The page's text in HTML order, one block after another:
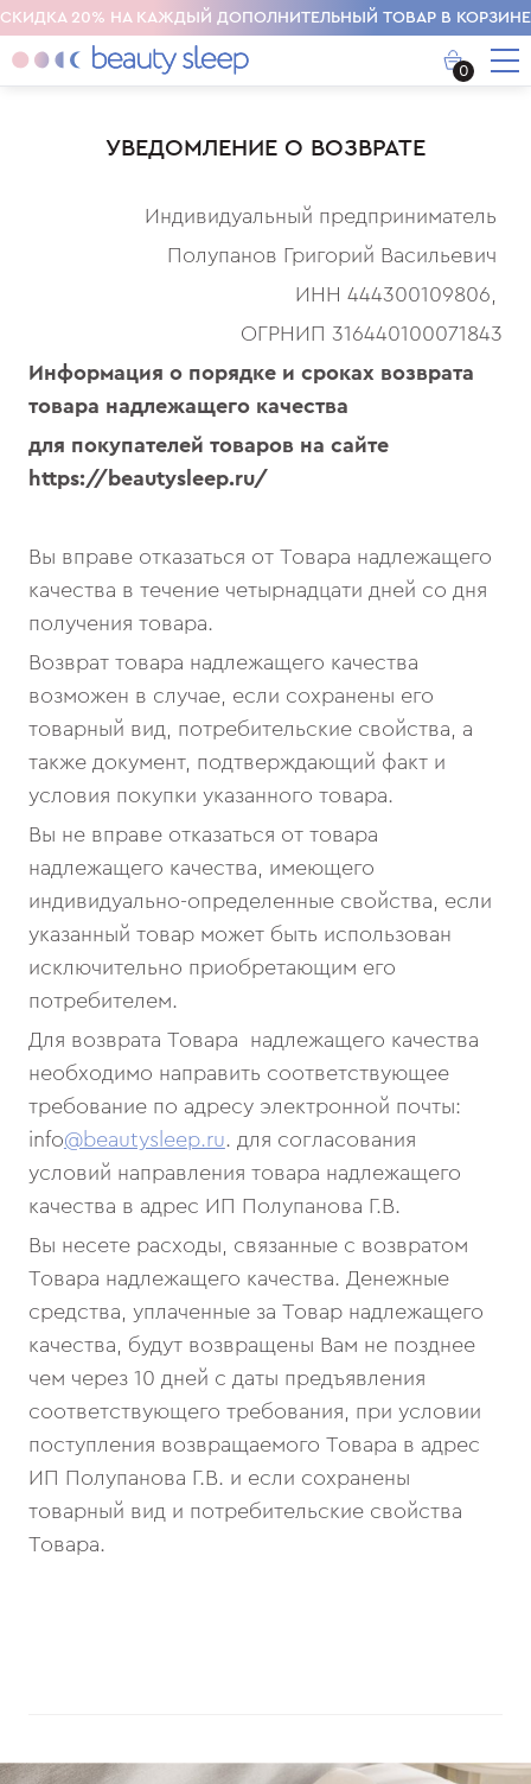
СКИДКА 20% НА КАЖДЫЙ ДОПОЛНИТЕЛЬНЫЙ ТОВАР В КОРЗИНЕ
0
УВЕДОМЛЕНИЕ О ВОЗВРАТЕ
Индивидуальный предприниматель
Полупанов Григорий Васильевич
ИНН 444300109806,
ОГРНИП 316440100071843
Информация о порядке и сроках возврата
товара надлежащего качества
для покупателей товаров на сайте
https://beautysleep.ru/
Вы вправе отказаться от Товара надлежащего
качества в течение четырнадцати дней со дня
получения товара.
Возврат товара надлежащего качества
возможен в случае, если сохранены его
товарный вид, потребительские свойства, а
также документ, подтверждающий факт и
условия покупки указанного товара.
Вы не вправе отказаться от товара
надлежащего качества, имеющего
индивидуально-определенные свойства, если
указанный товар может быть использован
исключительно приобретающим его
потребителем.
Для возврата Товара надлежащего качества
необходимо направить соответствующее
требование по адресу электронной почты:
info@beautysleep.ru. для согласования
условий направления товара надлежащего
качества в адрес ИП Полупанова Г.В.
Вы несете расходы, связанные с возвратом
Товара надлежащего качества. Денежные
средства, уплаченные за Товар надлежащего
качества, будут возвращены Вам не позднее
чем через 10 дней с даты предъявления
соответствующего требования, при условии
поступления возвращаемого Товара в адрес
ИП Полупанова Г.В. и если сохранены
товарный вид и потребительские свойства
Товара.